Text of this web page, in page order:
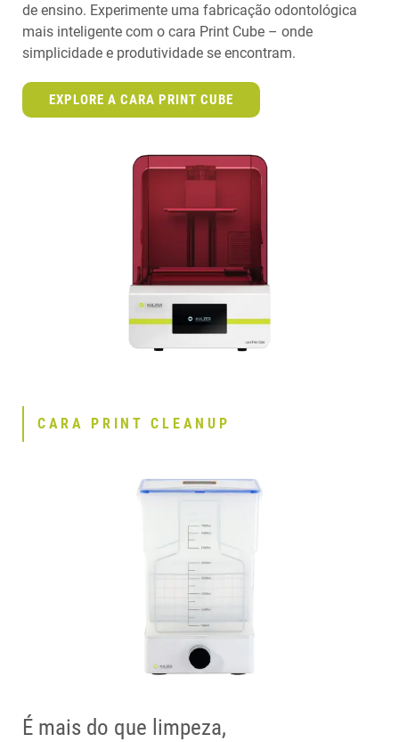
de ensino. Experimente uma fabricação odontológica
mais inteligente com o cara Print Cube – onde
simplicidade e produtividade se encontram.
EXPLORE A CARA PRINT CUBE
CARA PRINT CLEANUP
É mais do que limpeza,